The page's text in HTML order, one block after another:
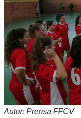
Autor: Prensa FFCV